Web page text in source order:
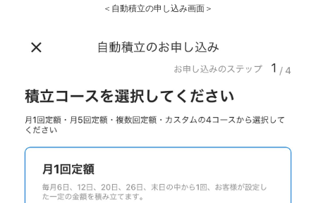
＜自動積立の申し込み画面＞